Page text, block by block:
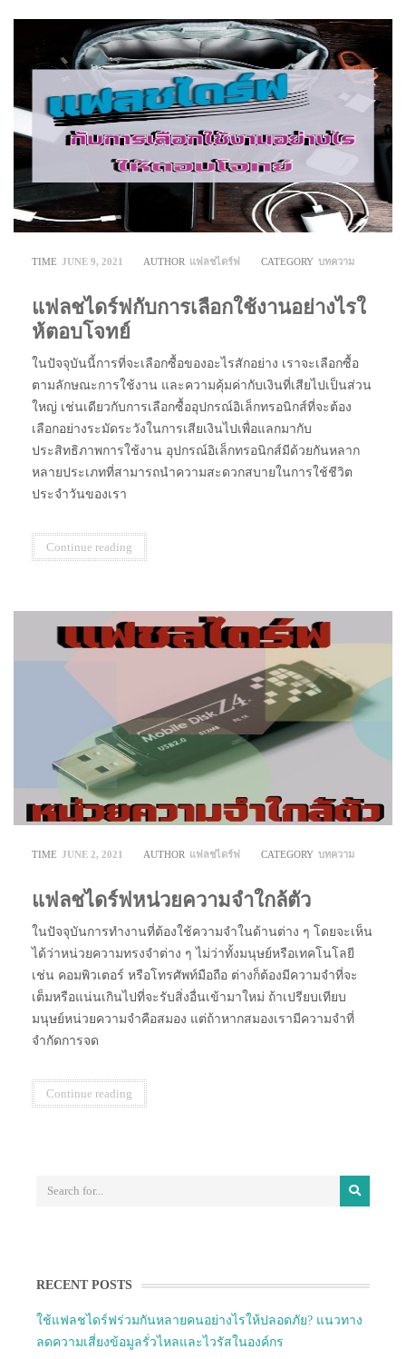
TIME JUNE 9, 2021 AUTHOR แฟลชไดร์ฟ CATEGORY บทความ
แฟลชไดร์ฟกับการเลือกใช้งานอย่างไรใ
ห้ตอบโจทย์
ในปัจจุบันนี้การที่จะเลือกซื้อของอะไรสักอย่าง เราจะเลือกซื้อ
ตามลักษณะการใช้งาน และความคุ้มค่ากับเงินที่เสียไปเป็นส่วน
ใหญ่ เช่นเดียวกับการเลือกซื้ออุปกรณ์อิเล็กทรอนิกส์ที่จะต้อง
เลือกอย่างระมัดระวังในการเสียเงินไปเพื่อแลกมากับ
ประสิทธิภาพการใช้งาน อุปกรณ์อิเล็กทรอนิกส์มีด้วยกันหลาก
หลายประเภทที่สามารถนำความสะดวกสบายในการใช้ชีวิต
ประจำวันของเรา
Continue reading
TIME JUNE 2, 2021 AUTHOR แฟลชไดร์ฟ CATEGORY บทความ
แฟลชไดร์ฟหน่วยความจำใกล้ตัว
ในปัจจุบันการทำงานที่ต้องใช้ความจำในด้านต่าง ๆ โดยจะเห็น
ได้ว่าหน่วยความทรงจำต่าง ๆ ไม่ว่าทั้งมนุษย์หรือเทคโนโลยี
เช่น คอมพิวเตอร์ หรือโทรศัพท์มือถือ ต่างก็ต้องมีความจำที่จะ
เต็มหรือแน่นเกินไปที่จะรับสิ่งอื่นเข้ามาใหม่ ถ้าเปรียบเทียบ
มนุษย์หน่วยความจำคือสมอง แต่ถ้าหากสมองเรามีความจำที่
จำกัดการจด
Continue reading
RECENT POSTS
ใช้แฟลชไดร์ฟร่วมกันหลายคนอย่างไรให้ปลอดภัย? แนวทาง
ลดความเสี่ยงข้อมูลรั่วไหลและไวรัสในองค์กร